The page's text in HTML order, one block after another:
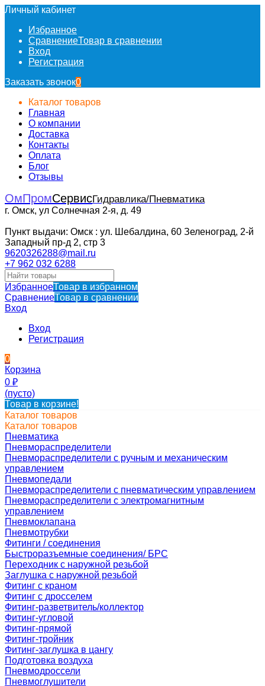
Личный кабинет
Избранное
СравнениеТовар в сравнении
Вход
Регистрация
Заказать звонок0
Каталог товаров
Главная
О компании
Доставка
Контакты
Оплата
Блог
Отзывы
ОмПромСервисГидравлика/Пневматика
г. Омск, ул Солнечная 2-я, д. 49
Пункт выдачи: Омск : ул. Шебалдина, 60 Зеленоград, 2-й
Западный пр-д 2, стр 3
9620326288@mail.ru
+7 962 032 6288
ИзбранноеТовар в избранном
СравнениеТовар в сравнении
Вход
Вход
Регистрация
0
Корзина
0 ₽
(пусто)
Товар в корзине!
Каталог товаров
Каталог товаров
Пневматика
Пневмораспределители
Пневмораспределители с ручным и механическим
управлением
Пневмопедали
Пневмораспределители с пневматическим управлением
Пневмораспределители с электромагнитным
управлением
Пневмоклапана
Пневмотрубки
Фитинги / соединения
Быстроразъемные соединения/ БРС
Переходник с наружной резьбой
Заглушка с наружной резьбой
Фитинг с краном
Фитинг с дросселем
Фитинг-разветвитель/коллектор
Фитинг-угловой
Фитинг-прямой
Фитинг-тройник
Фитинг-заглушка в цангу
Подготовка воздуха
Пневмодроссели
Пневмоглушители